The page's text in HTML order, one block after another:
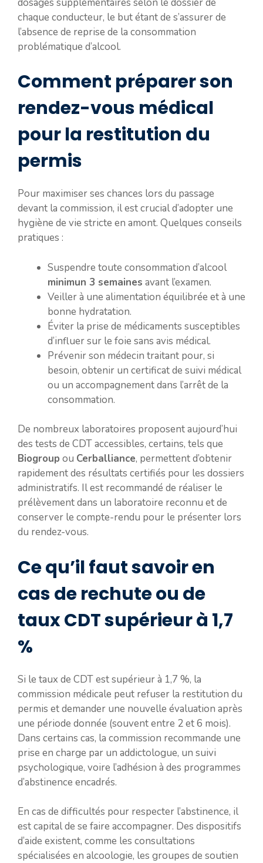
chaque conducteur, le but étant de s’assurer de
l’absence de reprise de la consommation
problématique d’alcool.
Comment préparer son
rendez-vous médical
pour la restitution du
permis
Pour maximiser ses chances lors du passage
devant la commission, il est crucial d’adopter une
hygiène de vie stricte en amont. Quelques conseils
pratiques :
Suspendre toute consommation d’alcool
minimun 3 semaines avant l’examen.
Veiller à une alimentation équilibrée et à une
bonne hydratation.
Éviter la prise de médicaments susceptibles
d’influer sur le foie sans avis médical.
Prévenir son médecin traitant pour, si
besoin, obtenir un certificat de suivi médical
ou un accompagnement dans l’arrêt de la
consommation.
De nombreux laboratoires proposent aujourd’hui
des tests de CDT accessibles, certains, tels que
Biogroup ou Cerballiance, permettent d’obtenir
rapidement des résultats certifiés pour les dossiers
administratifs. Il est recommandé de réaliser le
prélèvement dans un laboratoire reconnu et de
conserver le compte-rendu pour le présenter lors
du rendez-vous.
Ce qu’il faut savoir en
cas de rechute ou de
taux CDT supérieur à 1,7
%
Si le taux de CDT est supérieur à 1,7 %, la
commission médicale peut refuser la restitution du
permis et demander une nouvelle évaluation après
une période donnée (souvent entre 2 et 6 mois).
Dans certains cas, la commission recommande une
prise en charge par un addictologue, un suivi
psychologique, voire l’adhésion à des programmes
d’abstinence encadrés.
En cas de difficultés pour respecter l’abstinence, il
est capital de se faire accompagner. Des dispositifs
d’aide existent, comme les consultations
spécialisées en alcoologie, les groupes de soutien